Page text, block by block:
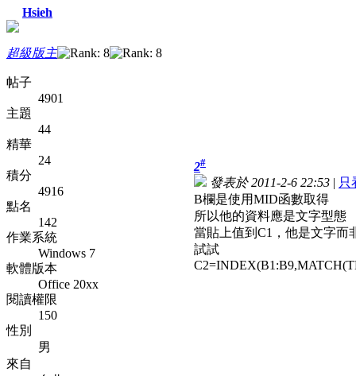
Hsieh
超級版主
帖子
4901
主題
44
精華
24
積分
4916
點名
142
作業系統
Windows 7
軟體版本
Office 20xx
閱讀權限
150
性別
男
來自
2#
發表於 2011-2-6 22:53 | 只
B欄是使用MID函數取得
所以他的資料應是文字型態
當貼上值到C1，他是文字而
試試